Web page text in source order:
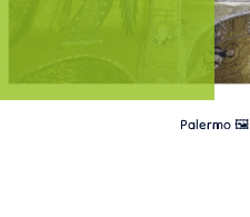
Palermo 🖼️